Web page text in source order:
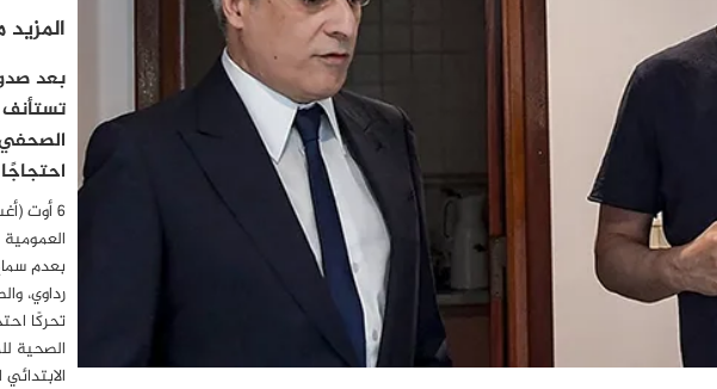
بعد
بعدم
رداوي،
تحركًا
الصحية